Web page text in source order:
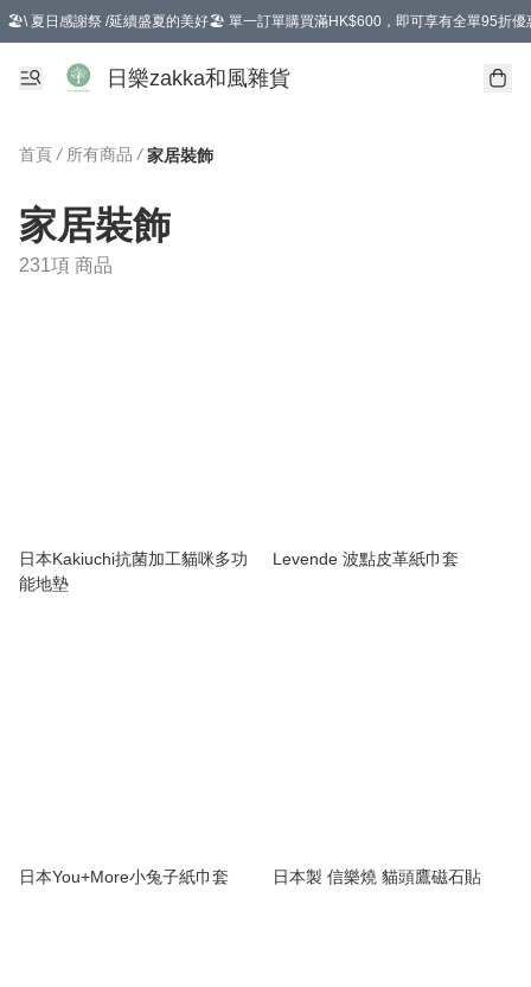
🏖️\ 夏日感謝祭 /延續盛夏的美好🏖️ 單一訂單購買滿HK$600，即可享有全單95折優
選擇GoGoX住宅/工商地址配送，單一訂單消費購物滿HK$680(折扣後），可享有
日樂zakka和風雜貨
首頁 / 所有商品 / 家居裝飾
家居裝飾
231項 商品
日本Kakiuchi抗菌加工貓咪多功
能地墊
Levende 波點皮革紙巾套
日本You+More小兔子紙巾套 日本製 信樂燒 貓頭鷹磁石貼